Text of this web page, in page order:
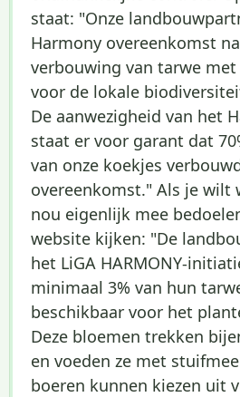
staat: "Onze
Harmony overeenkomst
verbouwing van tarwe
voor de lokale
De aanwezigheid van het
staat er voor garant dat
van onze koekjes
overeenkomst." Als je wilt
nou eigenlijk mee
website kijken: "De
het LiGA HARMONY-
minimaal 3% van hun
beschikbaar voor het
Deze bloemen trekken
en voeden ze met
boeren kunnen kiezen uit